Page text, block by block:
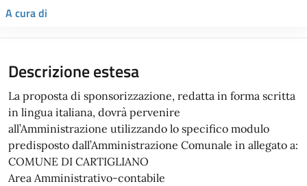
A cura di
Descrizione estesa
La proposta di sponsorizzazione, redatta in forma scritta
in lingua italiana, dovrà pervenire
all’Amministrazione utilizzando lo specifico modulo
predisposto dall’Amministrazione Comunale in allegato a:
COMUNE DI CARTIGLIANO
Area Amministrativo-contabile